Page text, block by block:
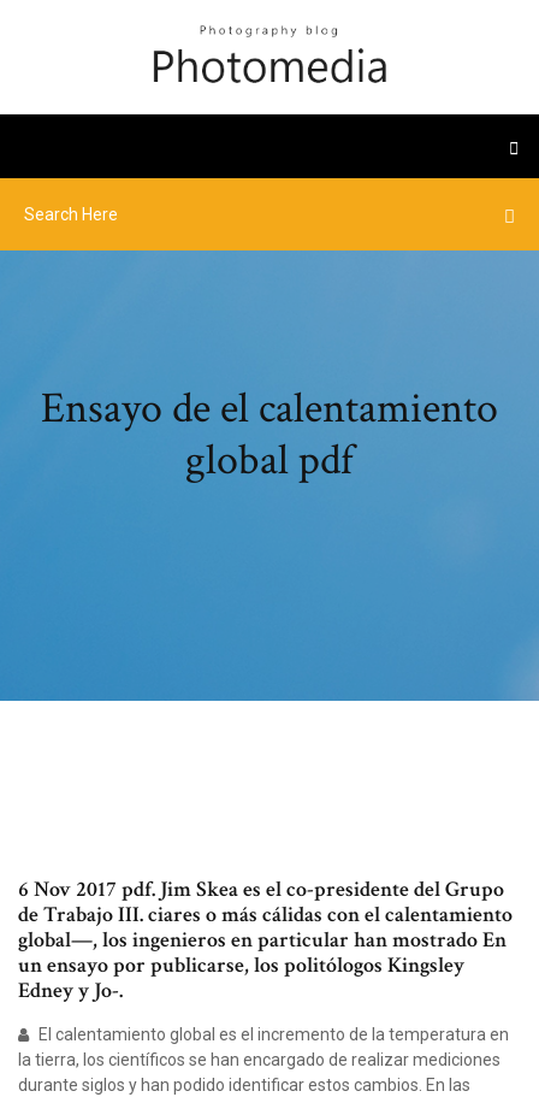
Ensayo de el calentamiento
global pdf
6 Nov 2017 pdf. Jim Skea es el co-presidente del Grupo
de Trabajo III. ciares o más cálidas con el calentamiento
global—, los ingenieros en particular han mostrado En
un ensayo por publicarse, los politólogos Kingsley
Edney y Jo-.
El calentamiento global es el incremento de la temperatura en
la tierra, los científicos se han encargado de realizar mediciones
durante siglos y han podido identificar estos cambios. En las